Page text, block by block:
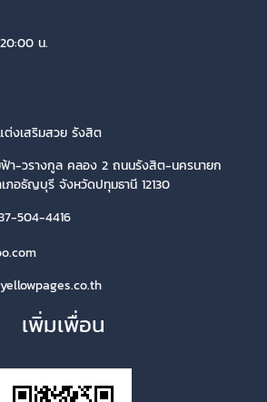
น.
งเสริมสวย รังสิต
ฟ้า-วรางกูล คลอง 2 ถนนรังสิต-นครนายก
ภอธัญบุรี จังหวัดปทุมธานี 12130
504-4416
เพิ่มเพื่อน